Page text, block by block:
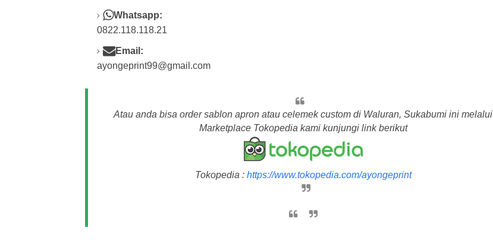
Whatsapp:
0822.118.118.21
Email:
ayongeprint99@gmail.com
Atau anda bisa order sablon apron atau celemek custom di Waluran, Sukabumi ini melalui
Marketplace Tokopedia kami kunjungi link berikut
Tokopedia : https://www.tokopedia.com/ayongeprint